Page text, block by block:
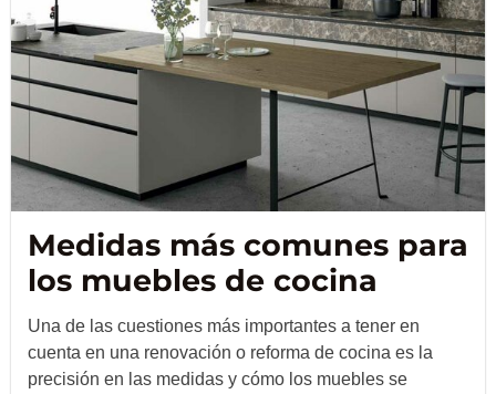
Medidas más comunes para
los muebles de cocina
Una de las cuestiones más importantes a tener en
cuenta en una renovación o reforma de cocina es la
precisión en las medidas y cómo los muebles se